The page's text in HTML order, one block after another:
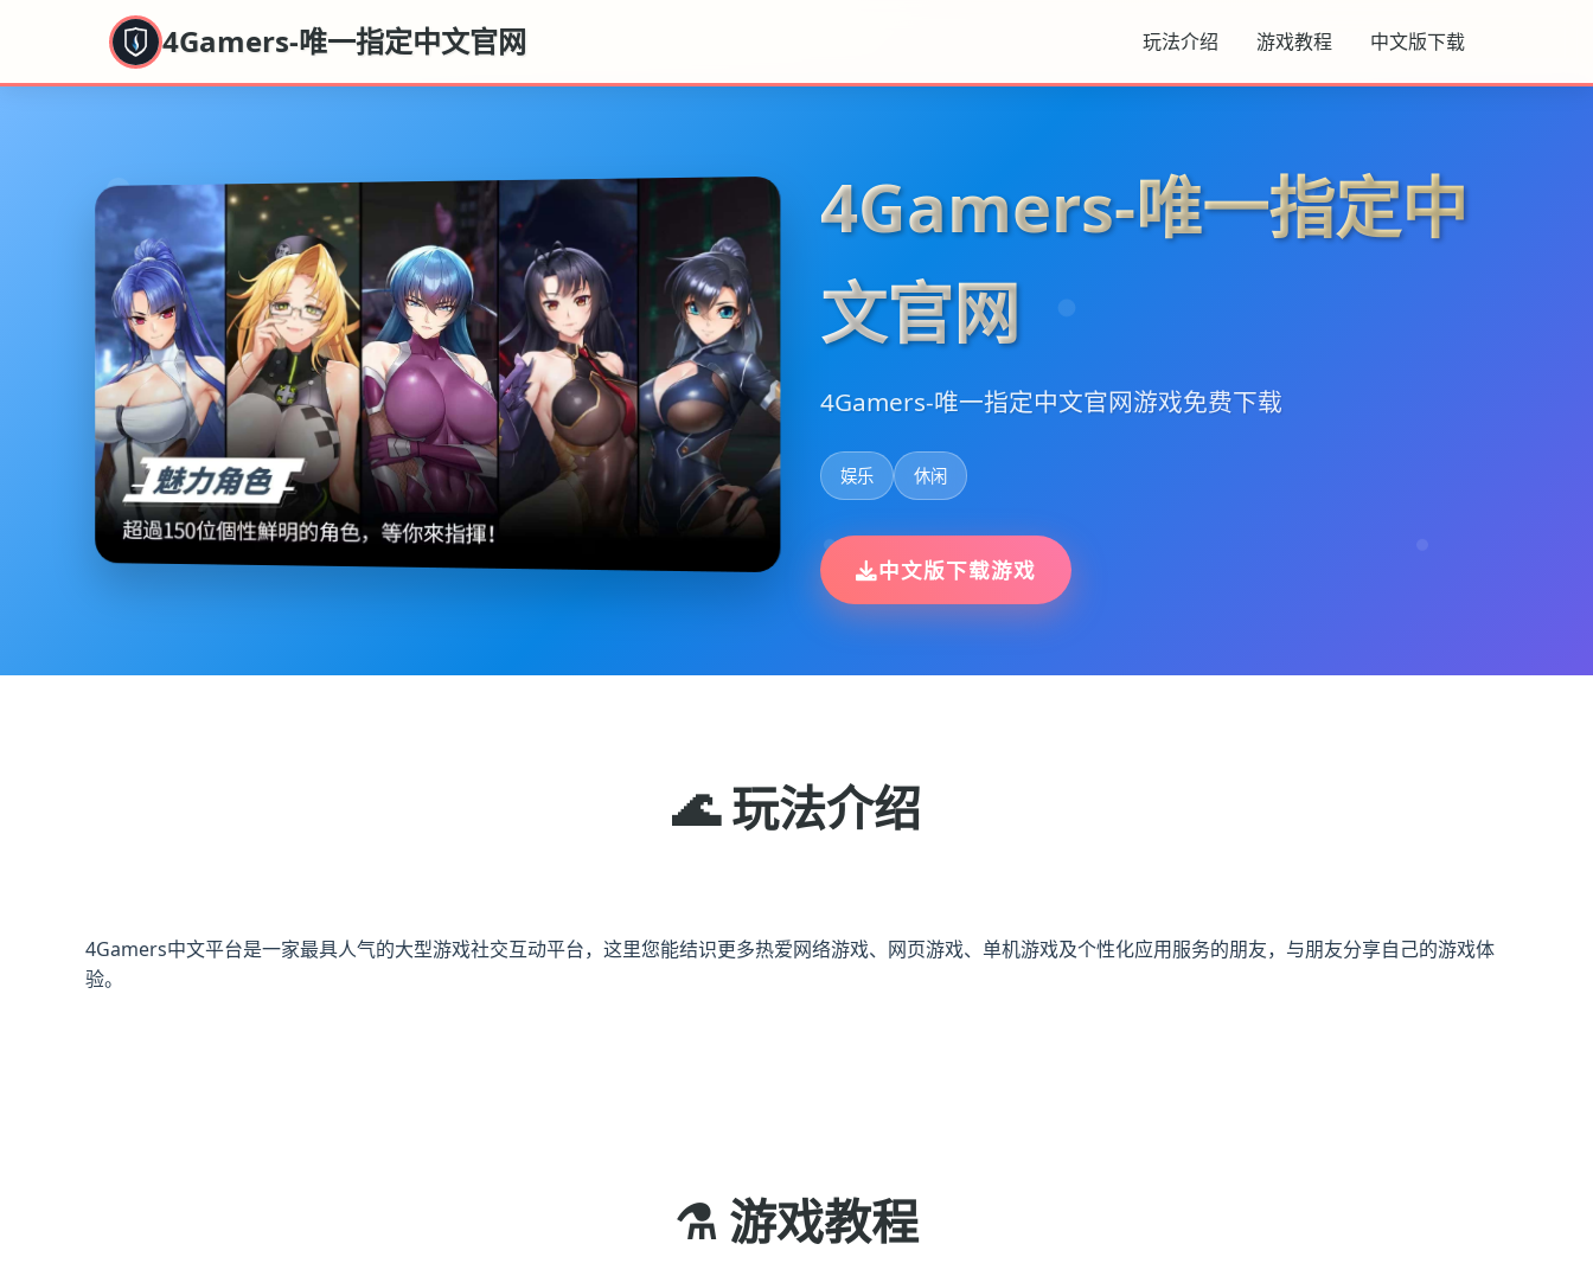
4Gamers-唯一指定中文官网 玩法介绍 游戏教程 中文版下载
4Gamers-唯一指定中
文官网
4Gamers-唯一指定中文官网游戏免费下载
娱乐 休闲
中文版下载游戏
🌊 玩法介绍
4Gamers中文平台是一家最具人气的大型游戏社交互动平台，这里您能结识更多热爱网络游戏、网页游戏、单机游戏及个性化应用服务的朋友，与朋友分享自己的游戏体
验。
⚗️ 游戏教程